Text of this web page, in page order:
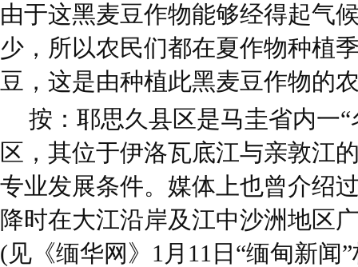
由于这黑麦豆作物能够经得起气
少，所以农民们都在夏作物种植
豆，这是由种植此黑麦豆作物的
按：耶思久县区是马圭省内一
区，其位于伊洛瓦底江与亲敦江
专业发展条件。媒体上也曾介绍
降时在大江沿岸及江中沙洲地区
(见《缅华网》1月11日“缅甸新闻